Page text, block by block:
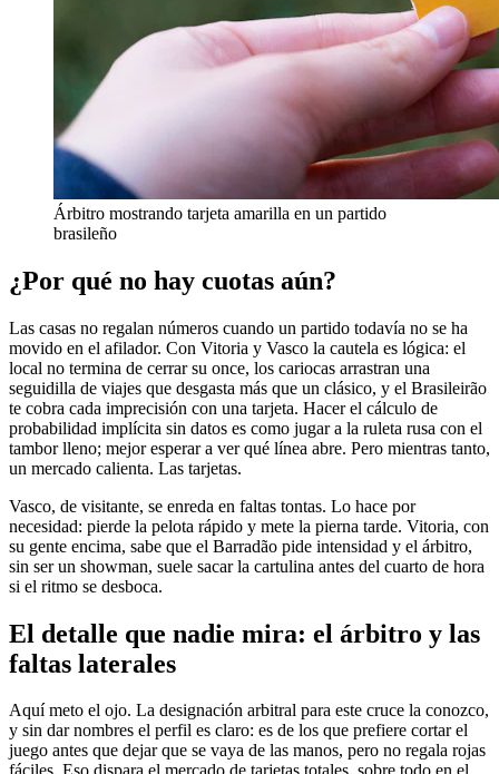
Árbitro mostrando tarjeta amarilla en un partido
brasileño
¿Por qué no hay cuotas aún?
Las casas no regalan números cuando un partido todavía no se ha
movido en el afilador. Con Vitoria y Vasco la cautela es lógica: el
local no termina de cerrar su once, los cariocas arrastran una
seguidilla de viajes que desgasta más que un clásico, y el Brasileirão
te cobra cada imprecisión con una tarjeta. Hacer el cálculo de
probabilidad implícita sin datos es como jugar a la ruleta rusa con el
tambor lleno; mejor esperar a ver qué línea abre. Pero mientras tanto,
un mercado calienta. Las tarjetas.
Vasco, de visitante, se enreda en faltas tontas. Lo hace por
necesidad: pierde la pelota rápido y mete la pierna tarde. Vitoria, con
su gente encima, sabe que el Barradão pide intensidad y el árbitro,
sin ser un showman, suele sacar la cartulina antes del cuarto de hora
si el ritmo se desboca.
El detalle que nadie mira: el árbitro y las
faltas laterales
Aquí meto el ojo. La designación arbitral para este cruce la conozco,
y sin dar nombres el perfil es claro: es de los que prefiere cortar el
juego antes que dejar que se vaya de las manos, pero no regala rojas